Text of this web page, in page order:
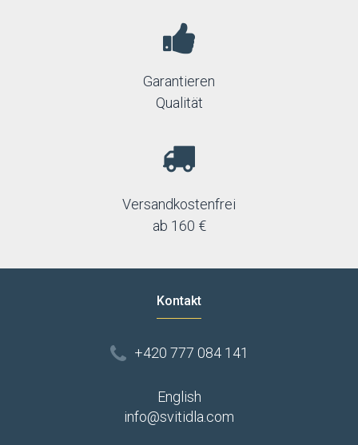
Garantieren
Qualität
Versandkostenfrei
ab 160 €
Kontakt
+420 777 084 141
English
info@svitidla.com